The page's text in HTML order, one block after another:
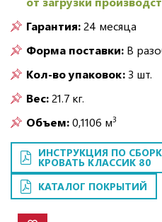
Гарантия:24 месяца
Форма поставки: В
Кол-во упаковок:3 шт.
Вес:21.7 кг.
Объем:0,1106 м3
ИНСТРУКЦИЯ ПО
КРОВАТЬ КЛАССИК 80
КАТАЛОГ ПОКРЫТИЙ